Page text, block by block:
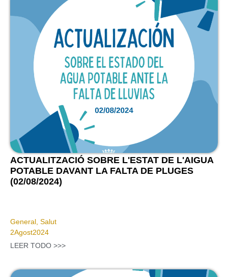
ACTUALITZACIÓ SOBRE L'ESTAT DE L'AIGUA
POTABLE DAVANT LA FALTA DE PLUGES
(02/08/2024)
General Salut
2Agost2024
LEER TODO >>>